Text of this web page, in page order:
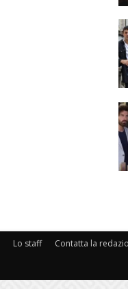
Lo staff Contatta la